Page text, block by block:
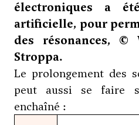
électroniques a
artificielle, pour
des résonances,
Stroppa.
Le prolongement des
peut aussi se faire
enchaîné :